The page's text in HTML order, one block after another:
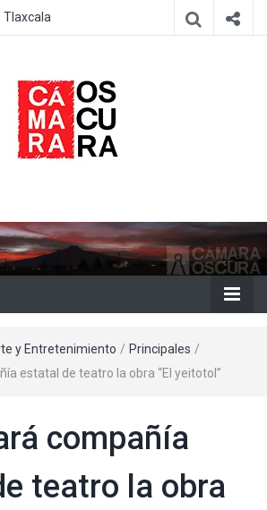
Tlaxcala
Cámara
Oscura
y Entretenimiento / Principales /
estatal de teatro la obra “El yeitotol”
compañía
teatro la obra